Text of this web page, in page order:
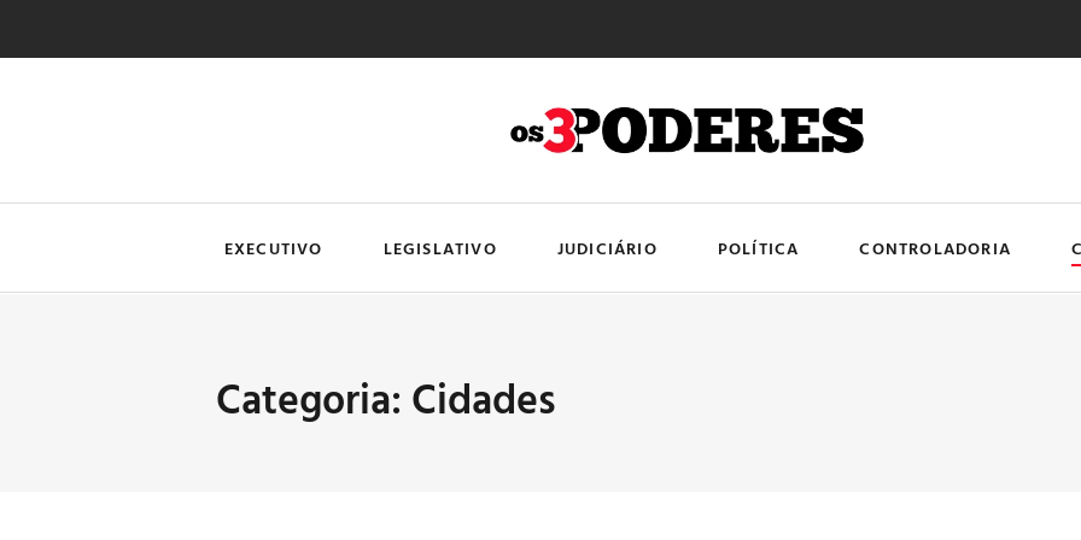
EXECUTIVO LEGISLATIVO JUDICIÁRIO POLÍTICA CONTROLADORIA
Categoria: Cidades